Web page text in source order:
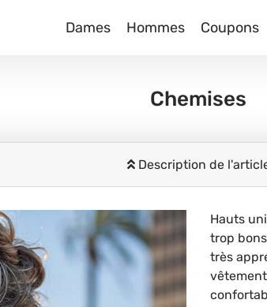
Dames Hommes Coupons
Chemises
Description de
Hauts
trop
très